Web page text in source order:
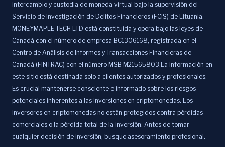
intercambio y custodia de moneda virtual bajo la supervisión del
Servicio de Investigación de Delitos Financieros (FCIS) de Lituania.
MONEYMAPLE TECH LTD está constituida y opera bajo las leyes de
Canadá con el número de empresa BC1306168, registrada en el
Centro de Análisis de Informes y Transacciones Financieras de
Canadá (FINTRAC) con el número MSB M21565803.La información en
este sitio está destinada solo a clientes autorizados y profesionales.
Es crucial mantenerse consciente e informado sobre los riesgos
potenciales inherentes a las inversiones en criptomonedas. Los
inversores en criptomonedas no están protegidos contra pérdidas
comerciales o la pérdida total de la inversión. Antes de tomar
cualquier decisión de inversión, busque asesoramiento profesional.